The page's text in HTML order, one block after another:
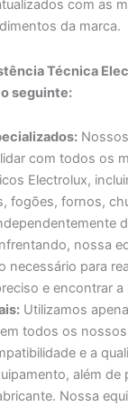
com as
da marca.
Técnica
seguinte:
com todos os
Electrolux,
fogões, fornos,
nossa
necessário para
e encontrar a
Utilizamos
em todos os
e a
além de
Nossa